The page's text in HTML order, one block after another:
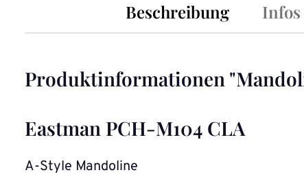
Beschreibung
Produktinformationen
Eastman PCH-M104 CLA
A-Style Mandoline